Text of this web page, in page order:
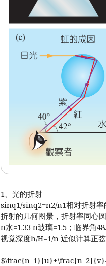
1、光的折射
sinq1/sinq2=n2/n1相对折射率
折射的几何图景，折射率同心圆
n水=1.33 n玻璃=1.5；临界角
视觉深度h/H=1/n 近似计算正弦